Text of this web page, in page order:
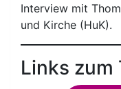
Interview mit
und Kirche (HuK).
Links zum